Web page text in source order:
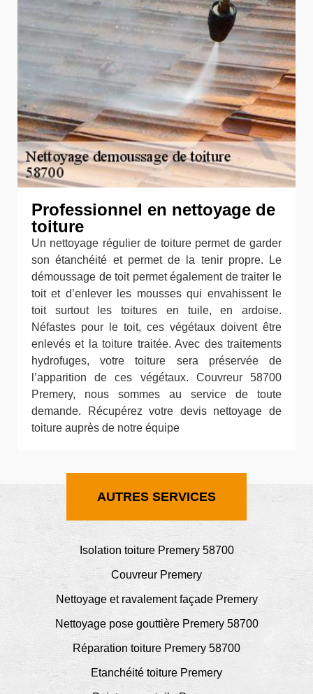
Professionnel en nettoyage de
toiture
Un nettoyage régulier de toiture permet de garder
son étanchéité et permet de la tenir propre. Le
démoussage de toit permet également de traiter le
toit et d’enlever les mousses qui envahissent le
toit surtout les toitures en tuile, en ardoise.
Néfastes pour le toit, ces végétaux doivent être
enlevés et la toiture traitée. Avec des traitements
hydrofuges, votre toiture sera préservée de
l’apparition de ces végétaux. Couvreur 58700
Premery, nous sommes au service de toute
demande. Récupérez votre devis nettoyage de
toiture auprès de notre équipe
AUTRES SERVICES
Isolation toiture Premery 58700
Couvreur Premery
Nettoyage et ravalement façade Premery
Nettoyage pose gouttière Premery 58700
Réparation toiture Premery 58700
Etanchéité toiture Premery